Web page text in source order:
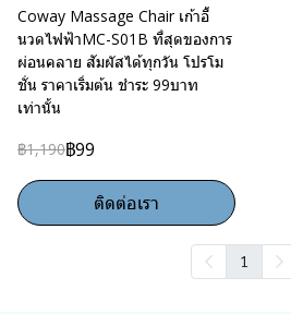
Coway Massage Chair เก้าอี้
นวดไฟฟ้าMC-S01B ที่สุดของการ
ผ่อนคลาย สัมผัสได้ทุกวัน โปรโม
ชั่น ราคาเริ่มต้น ชำระ 99บาท
เท่านั้น
฿1,190฿99
ติดต่อเรา
1